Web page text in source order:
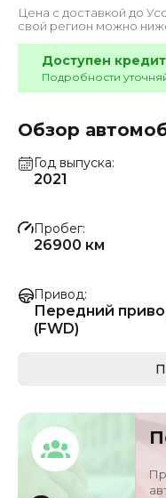
Цена с доставкой до
свой регион можно
Доступен
Подробности
Обзор
Год выпуска
2021
Пробег
26900 км
Привод
Передний
(FWD)
Кузов
седан/хэтчбек